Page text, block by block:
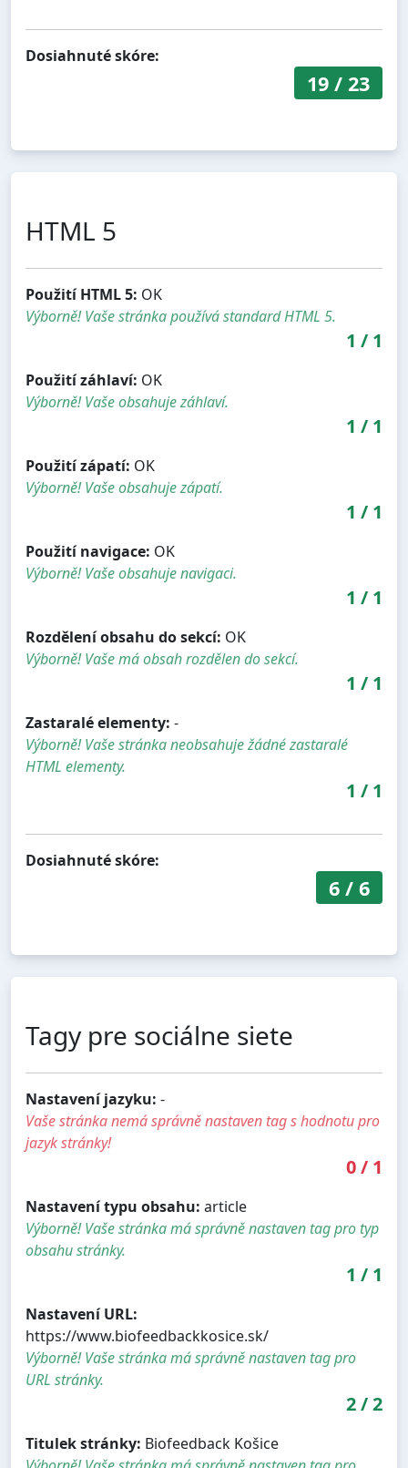
Dosiahnuté skóre:
19/ 23
HTML 5
Použití HTML 5: OK
Výborně! Vaše stránka používá standard HTML 5.
1 / 1
Použití záhlaví: OK
Výborně! Vaše obsahuje záhlaví.
1 / 1
Použití zápatí: OK
Výborně! Vaše obsahuje zápatí.
1 / 1
Použití navigace: OK
Výborně! Vaše obsahuje navigaci.
1 / 1
Rozdělení obsahu do sekcí: OK
Výborně! Vaše má obsah rozdělen do sekcí.
1 / 1
Zastaralé elementy: -
Výborně! Vaše stránka neobsahuje žádné zastaralé
HTML elementy.
1 / 1
Dosiahnuté skóre:
6/ 6
Tagy pre sociálne siete
Nastavení jazyku: -
Vaše stránka nemá správně nastaven tag s hodnotu pro
jazyk stránky!
0/ 1
Nastavení typu obsahu: article
Výborně! Vaše stránka má správně nastaven tag pro typ
obsahu stránky.
1 / 1
Nastavení URL:
https://www.biofeedbackkosice.sk/
Výborně! Vaše stránka má správně nastaven tag pro
URL stránky.
2/2
Titulek stránky: Biofeedback Košice